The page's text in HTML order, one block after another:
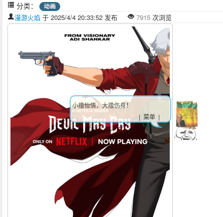
分类： 动画
漫游火焰 于 2025/4/4 20:33:52 发布 7915 次浏览
小撸怡情，大撸伤身！
| 菜单 |